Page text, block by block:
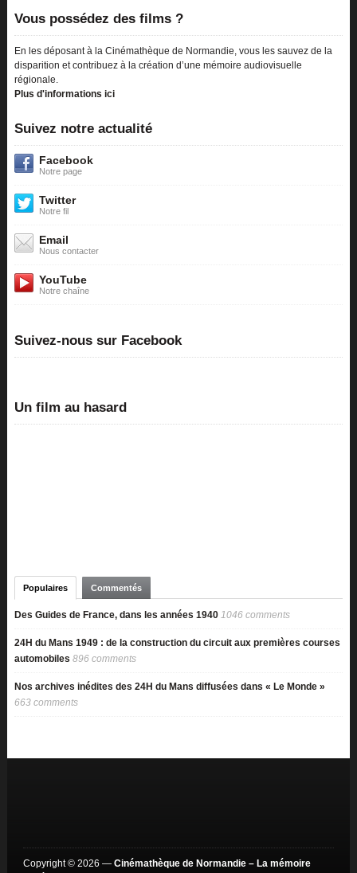
Vous possédez des films ?
En les déposant à la Cinémathèque de Normandie, vous les sauvez de la
disparition et contribuez à la création d’une mémoire audiovisuelle
régionale.
Plus d'informations ici
Suivez notre actualité
Facebook
Notre page
Twitter
Notre fil
Email
Nous contacter
YouTube
Notre chaîne
Suivez-nous sur Facebook
Un film au hasard
Populaires Commentés
Des Guides de France, dans les années 1940 1046 comments
24H du Mans 1949 : de la construction du circuit aux premières courses
automobiles 896 comments
Nos archives inédites des 24H du Mans diffusées dans « Le Monde »
663 comments
Copyright © 2026 — Cinémathèque de Normandie – La mémoire